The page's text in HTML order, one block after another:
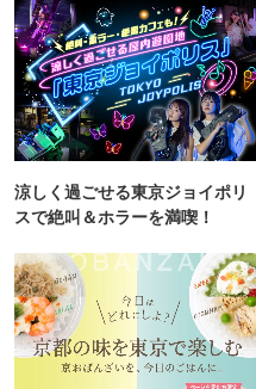
涼しく過ごせる東京ジョイポリ
スで絶叫＆ホラーを満喫！